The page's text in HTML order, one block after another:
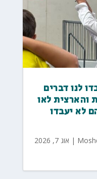
לנו דברים
והארצית לאו
לא יעבדו
| אוג 7, 2026